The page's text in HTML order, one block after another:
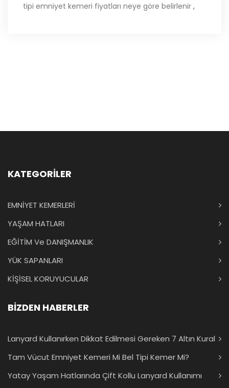
tipi emniyet kemeri fiyatları neye göre belirlenir ,
KATEGORİLER
EMNİYET KEMERLERİ
YAŞAM HATLARI
EĞİTİM Ve DANIŞMANLIK
YÜK SAPANLARI
KİŞİSEL KORUYUCULAR
BİZDEN HABERLER
Lanyard Kullanırken Dikkat Edilmesi Gereken 7 Altın Kural
Tam Vücut Emniyet Kemeri Mi Bel Tipi Kemer Mi?
Yatay Yaşam Hatlarında Çift Kollu Lanyard Kullanımı